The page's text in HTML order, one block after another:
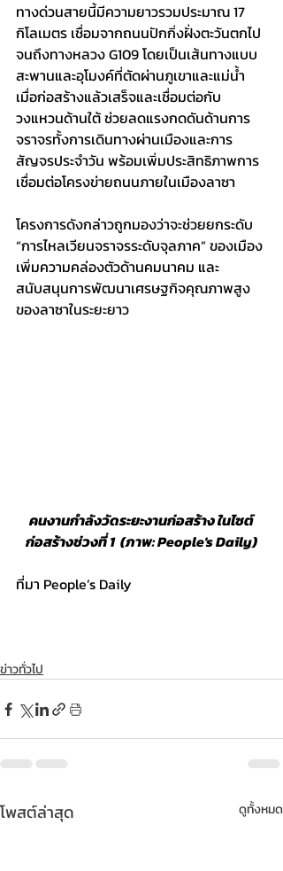
ทางด่วนสายนี้มีความยาวรวมประมาณ 17
กิโลเมตร เชื่อมจากถนนปักกิ่งฝั่งตะวันตกไป
จนถึงทางหลวง G109 โดยเป็นเส้นทางแบบ
สะพานและอุโมงค์ที่ตัดผ่านภูเขาและแม่น้ำ
เมื่อก่อสร้างแล้วเสร็จและเชื่อมต่อกับ
วงแหวนด้านใต้ ช่วยลดแรงกดดันด้านการ
จราจรทั้งการเดินทางผ่านเมืองและการ
สัญจรประจำวัน พร้อมเพิ่มประสิทธิภาพการ
เชื่อมต่อโครงข่ายถนนภายในเมืองลาซา
โครงการดังกล่าวถูกมองว่าจะช่วยยกระดับ
“การไหลเวียนจราจรระดับจุลภาค” ของเมือง
เพิ่มความคล่องตัวด้านคมนาคม และ
สนับสนุนการพัฒนาเศรษฐกิจคุณภาพสูง
ของลาซาในระยะยาว
คนงานกำลังวัดระยะงานก่อสร้าง ในไซต์
ก่อสร้างช่วงที่ 1  (ภาพ: People's Daily)
ที่มา People’s Daily
ข่าวทั่วไป
โพสต์ล่าสุด ดูทั้งหมด